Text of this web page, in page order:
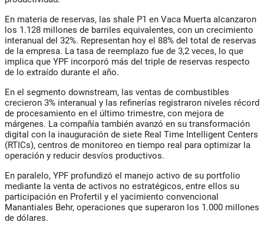
En materia de reservas, las shale P1 en Vaca Muerta alcanzaron
los 1.128 millones de barriles equivalentes, con un crecimiento
interanual del 32%. Representan hoy el 88% del total de reservas
de la empresa. La tasa de reemplazo fue de 3,2 veces, lo que
implica que YPF incorporó más del triple de reservas respecto
de lo extraído durante el año.
En el segmento downstream, las ventas de combustibles
crecieron 3% interanual y las refinerías registraron niveles récord
de procesamiento en el último trimestre, con mejora de
márgenes. La compañía también avanzó en su transformación
digital con la inauguración de siete Real Time Intelligent Centers
(RTICs), centros de monitoreo en tiempo real para optimizar la
operación y reducir desvíos productivos.
En paralelo, YPF profundizó el manejo activo de su portfolio
mediante la venta de activos no estratégicos, entre ellos su
participación en Profertil y el yacimiento convencional
Manantiales Behr, operaciones que superaron los 1.000 millones
de dólares.